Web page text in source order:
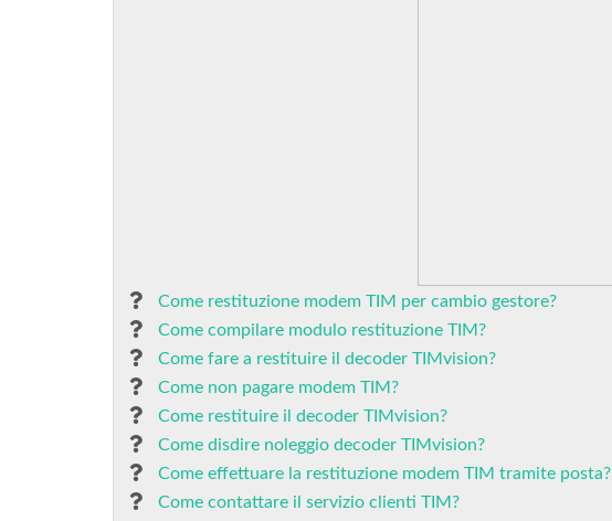
Come restituzione modem TIM per cambio gestore?
Come compilare modulo restituzione TIM?
Come fare a restituire il decoder TIMvision?
Come non pagare modem TIM?
Come restituire il decoder TIMvision?
Come disdire noleggio decoder TIMvision?
Come effettuare la restituzione modem TIM tramite posta?
Come contattare il servizio clienti TIM?